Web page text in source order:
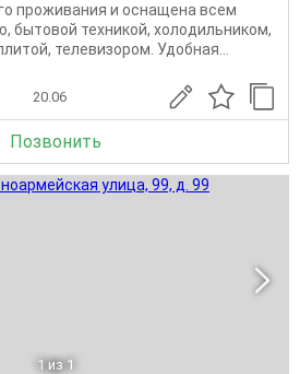
проживания и оснащена всем
бытовой техникой, холодильником,
телевизором. Удобная...
20.06
Позвонить
1 из 1